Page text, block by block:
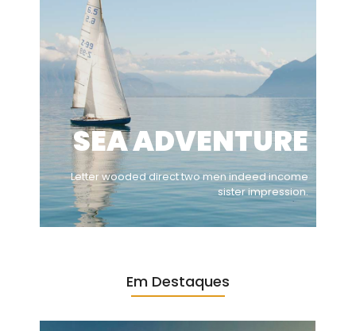
SEA ADVENTURE
Letter wooded direct two men indeed income
sister impression.
Em Destaques